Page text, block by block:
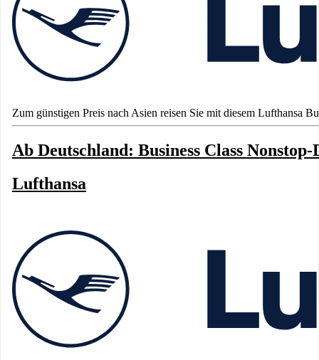
Zum günstigen Preis nach Asien reisen Sie mit diesem Lufthansa
Ab Deutschland: Business Class
Lufthansa